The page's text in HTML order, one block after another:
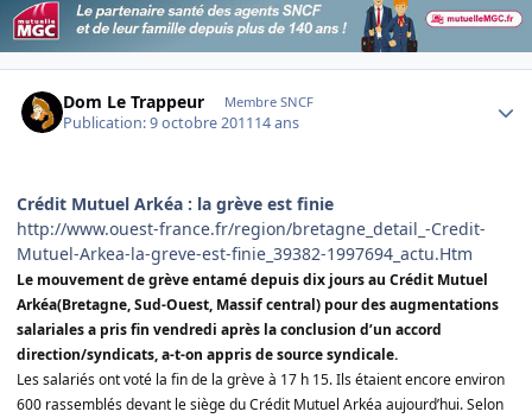
Dom Le Trappeur Membre SNCF
Publication:9 octobre 201114 ans
Crédit Mutuel Arkéa : la grève est finie
http://www.ouest-france.fr/region/bretagne_detail_-Credit-
Mutuel-Arkea-la-greve-est-finie_39382-1997694_actu.Htm
Le mouvement de grèveentamé depuis dix jours au Crédit Mutuel
Arkéa(Bretagne, Sud-Ouest, Massif central) pour des augmentations
salariales a pris fin vendredi après la conclusion d’un accord
direction/syndicats, a-t-on appris de source syndicale.
Les salariés ont voté la fin de la grève à 17 h 15. Ils étaient encore environ
600 rassemblés devant le siège du Crédit Mutuel Arkéa aujourd’hui. Selon